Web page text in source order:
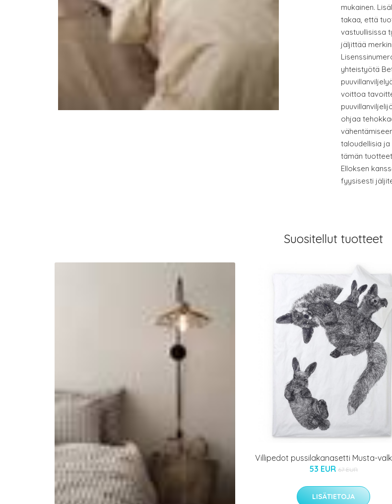
mukainen.
takaa, että
vastuullisissa
jäljittää
yhteistyötä
voittoa
ohjaa
taloudellisia
tämän
Elloksen
fyysisesti
Suositellut tuotteet
Villipedot pussilakanasetti Musta-
53 EUR 67 EUR
LISÄTIETOJA